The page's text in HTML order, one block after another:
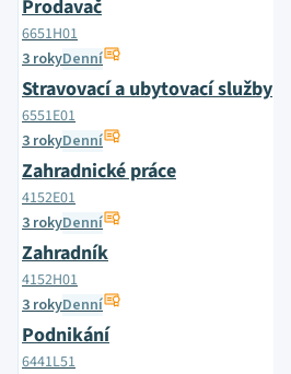
Prodavač
6651H01
3 rokyDenní
Stravovací a ubytovací služby
6551E01
3 rokyDenní
Zahradnické práce
4152E01
3 rokyDenní
Zahradník
4152H01
3 rokyDenní
Podnikání
6441L51